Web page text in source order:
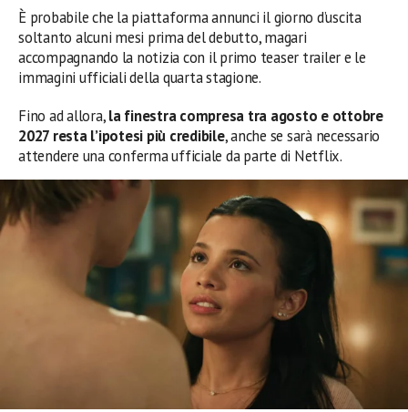
È probabile che la piattaforma annunci il giorno d’uscita
soltanto alcuni mesi prima del debutto, magari
accompagnando la notizia con il primo teaser trailer e le
immagini ufficiali della quarta stagione.
Fino ad allora,la finestra compresa tra agosto e ottobre
2027 resta l’ipotesi più credibile, anche se sarà necessario
attendere una conferma ufficiale da parte di Netflix.